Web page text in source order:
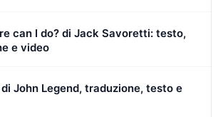
can I do? di Jack Savoretti: testo,
e video
John Legend, traduzione, testo e